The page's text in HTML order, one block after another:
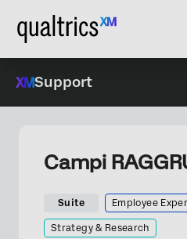
Support
Campi
Suite Employee
Strategy & Research